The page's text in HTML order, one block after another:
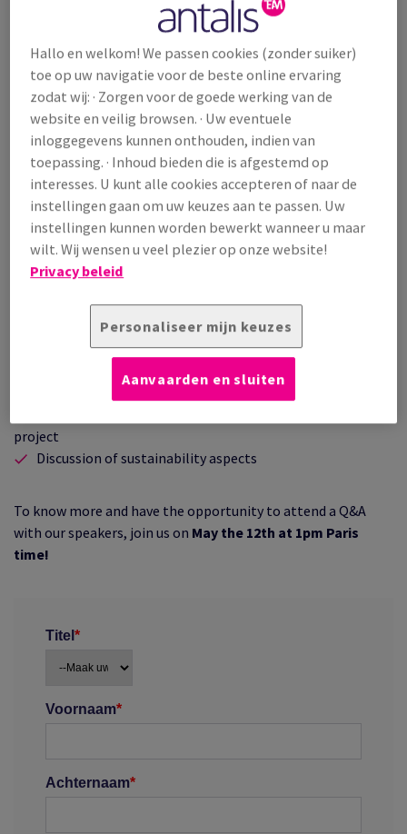
Sophisticated stamping effects set the stage for your
product andcommunicate with consumers on an
emotional level.For the second webinar of the Antalis
Creative Power Awards, we inviteMartina Hahn Rodig,
design expert from Hinder + Mühlich
Design Expertise for Print Excellence:
project
Discussion of sustainability aspects
To know more and have the opportunity to attend a Q&A
with our speakers, join us on May the 12th at 1pm Paris
time!
Hallo en welkom! We passen cookies (zonder suiker)
toe op uw navigatie voor de beste online ervaring
zodat wij: · Zorgen voor de goede werking van de
website en veilig browsen. · Uw eventuele
inloggegevens kunnen onthouden, indien van
toepassing. · Inhoud bieden die is afgestemd op
interesses. U kunt alle cookies accepteren of naar de
instellingen gaan om uw keuzes aan te passen. Uw
instellingen kunnen worden bewerkt wanneer u maar
wilt. Wij wensen u veel plezier op onze website!
Privacy beleid
Personaliseer mijn keuzes
Aanvaarden en sluiten